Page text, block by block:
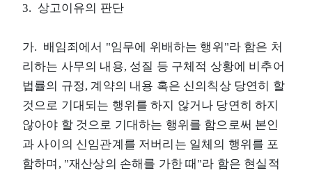
3. 상고이유의 판단
가. 배임죄에서 "임무에 위배하는 행위"라 함은 처
리하는 사무의 내용, 성질 등 구체적 상황에 비추어
법률의 규정, 계약의 내용 혹은 신의칙상 당연히 할
것으로 기대되는 행위를 하지 않거나 당연히 하지
않아야 할 것으로 기대하는 행위를 함으로써 본인
과 사이의 신임관계를 저버리는 일체의 행위를 포
함하며, "재산상의 손해를 가한 때"라 함은 현실적